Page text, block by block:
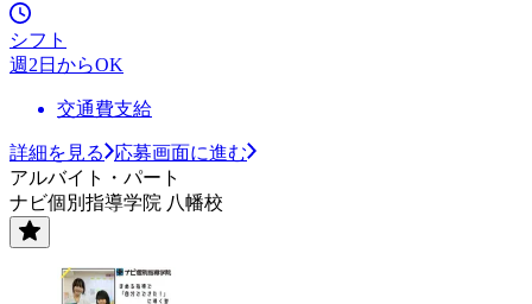
シフト
週2日からOK
交通費支給
詳細を見る
応募画面に進む
アルバイト・パート
ナビ個別指導学院 八幡校